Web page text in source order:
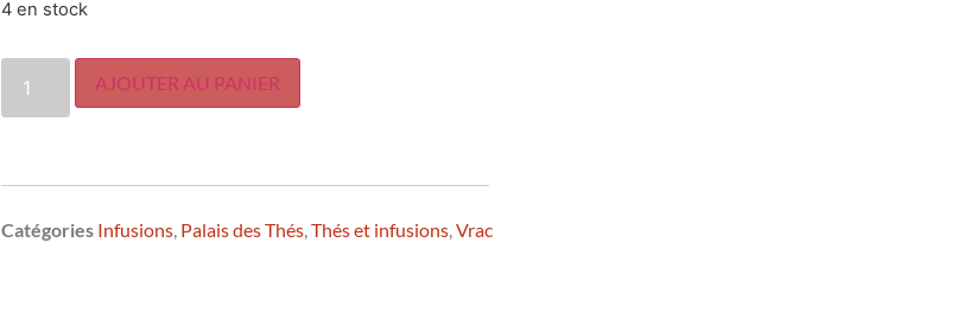
4 en stock
AJOUTER AU PANIER
Catégories Infusions, Palais des Thés,Thés et infusions,Vrac